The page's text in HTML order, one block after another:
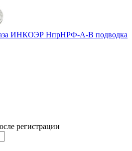
ИНКОЭР НпрНРФ-А-В подводка
регистрации